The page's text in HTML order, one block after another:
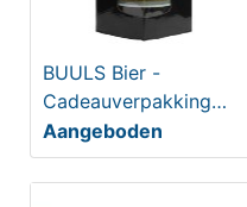
BUULS Bier -
Cadeauverpakking
Draodnaegel 75cl
Aangeboden